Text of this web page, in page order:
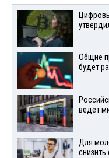
Общие
будет
ведет
Для